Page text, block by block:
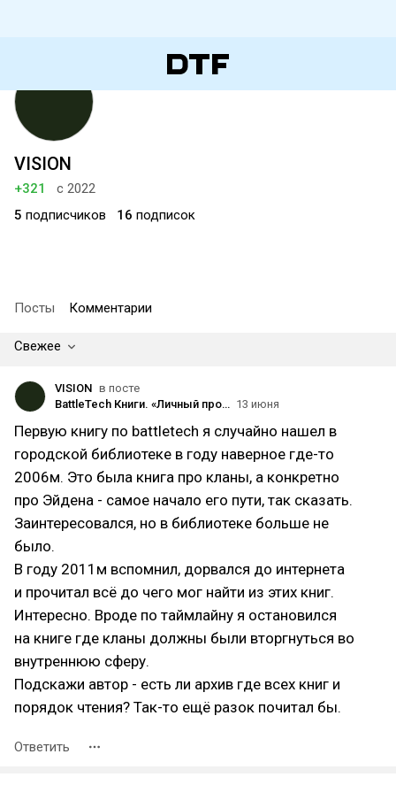
VISION
+321
с 2022
5 подписчиков 16 подписок
Посты Комментарии
Свежее
VISION в посте
BattleTech Книги. «Личный пролог» 13 июня
Первую книгу по battletech я случайно нашел в
городской библиотеке в году наверное где-то
2006м. Это была книга про кланы, а конкретно
про Эйдена - самое начало его пути, так сказать.
Заинтересовался, но в библиотеке больше не
было.
В году 2011м вспомнил, дорвался до интернета
и прочитал всё до чего мог найти из этих книг.
Интересно. Вроде по таймлайну я остановился
на книге где кланы должны были вторгнуться во
внутреннюю сферу.
Подскажи автор - есть ли архив где всех книг и
порядок чтения? Так-то ещё разок почитал бы.
Ответить